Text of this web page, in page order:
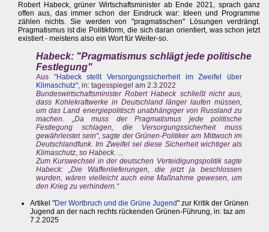
Robert Habeck, grüner Wirtschaftsminister ab Ende 2021, sprach ganz
offen aus, das immer schon der Eindruck war: Ideen und Programme
zählen nichts. Sie werden von "pragmatischen" Lösungen verdrängt.
Pragmatismus ist die Politikform, die sich daran orientiert, was schon jetzt
existiert - meistens also ein Wort für Weiter-so.
Habeck: "Pragmatismus schlägt jede politische
Festlegung"
Aus "Habeck stellt Versorgungssicherheit im Zweifel über
Klimaschutz", in: tagesspiegel am 2.3.2022
Bundeswirtschaftsminister Robert Habeck schließt nicht aus,
dass Kohlekraftwerke in Deutschland länger laufen müssen,
um das Land energiepolitisch unabhängiger von Russland zu
machen. „Da muss der Pragmatismus jede politische
Festlegung schlagen, die Versorgungssicherheit muss
gewährleistet sein“, sagte der Grünen-Politiker am Mittwoch im
Deutschlandfunk. Im Zweifel sei diese Sicherheit wichtiger als
Klimaschutz, so Habeck. ...
Zum Kurswechsel in der deutschen Verteidigungspolitik sagte
Habeck: „Die Waffenlieferungen, die jetzt ja beschlossen
wurden, wären vielleicht auch eine Maßnahme gewesen, um
den Krieg zu verhindern.“
Artikel "Der Wortbruch und die Grüne Jugend" zur Kritik der Grünen
Jugend an der nach rechts rückenden Grünen-Führung, in: taz am
7.2.2025